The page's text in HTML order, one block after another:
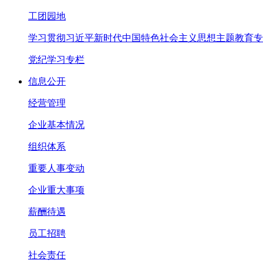
工团园地
学习贯彻习近平新时代中国特色社会主义思想主题教育
党纪学习专栏
信息公开
经营管理
企业基本情况
组织体系
重要人事变动
企业重大事项
薪酬待遇
员工招聘
社会责任